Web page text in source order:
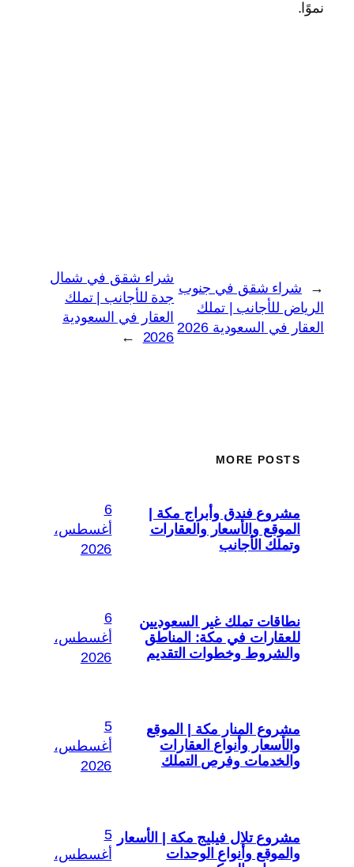
نموًا.
←
شراء شقق في جنوب
الرياض للأجانب | تملك
العقار في السعودية 2026
شراء شقق في شمال
جدة للأجانب | تملك
العقار في السعودية
2026
→
MORE POSTS
مشروع فندق وأبراج مكة |
الموقع والأسعار والعقارات
وتملك الأجانب
6
أغسطس،
2026
نطاقات تملك غير السعوديين
للعقارات في مكة: المناطق
والشروط وخطوات التقديم
6
أغسطس،
2026
مشروع المنار مكة | الموقع
والأسعار وأنواع العقارات
والخدمات وفرص التملك
5
أغسطس،
2026
مشروع تلال فيليج مكة | الأسعار
والموقع وأنواع الوحدات
5
أغسطس،